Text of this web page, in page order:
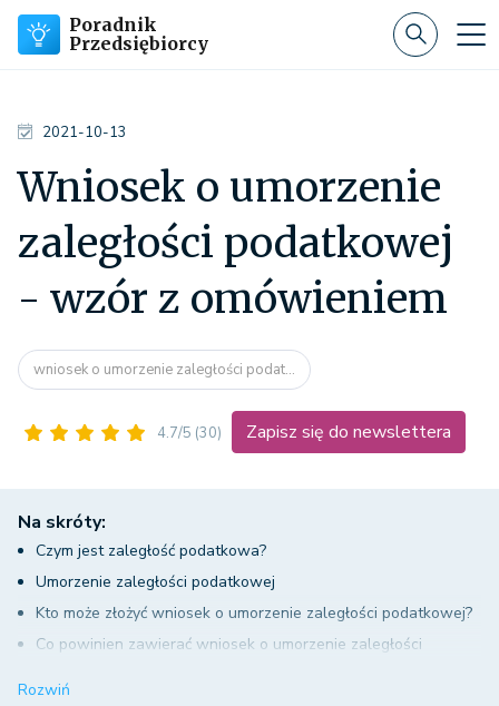
Poradnik
Przedsiębiorcy
2021-10-13
Wniosek o umorzenie
zaległości podatkowej
- wzór z omówieniem
wniosek o umorzenie zaległości podat...
4.7/5 (30) Zapisz się do newslettera
Na skróty:
Czym jest zaległość podatkowa?
Umorzenie zaległości podatkowej
Kto może złożyć wniosek o umorzenie zaległości podatkowej?
Co powinien zawierać wniosek o umorzenie zaległości
Rozwiń